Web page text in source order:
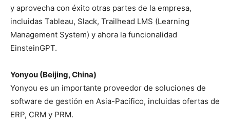
y aprovecha con éxito otras partes de la empresa,
incluidas Tableau, Slack, Trailhead LMS (Learning
Management System) y ahora la funcionalidad
EinsteinGPT.
Yonyou (Beijing, China)
Yonyou es un importante proveedor de soluciones de
software de gestión en Asia-Pacífico, incluidas ofertas de
ERP, CRM y PRM.